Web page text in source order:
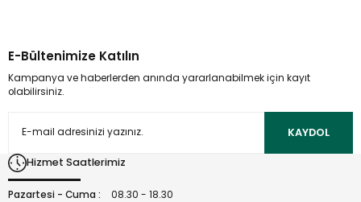
kullanarak tarafımıza iletebilirsiniz.
Görüş ve önerileriniz için teşekkür ederiz.
Ürün açıklamasında eksik bilgiler bulunuyor.
Bu ürüne benzer farklı alternatifler olmalı.
E-Bültenimize Katılın
Kampanya ve haberlerden anında yararlanabilmek için kayıt
olabilirsiniz.
KAYDOL
Hizmet Saatlerimiz
Pazartesi - Cuma :
08.30 - 18.30